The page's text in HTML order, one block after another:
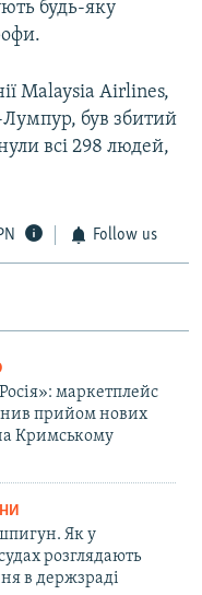
будь-яку
Malaysia Airlines,
був збитий
всі 298 людей,
Follow us
маркетплейс
прийом нових
Кримському
Як у
розглядають
в держзраді